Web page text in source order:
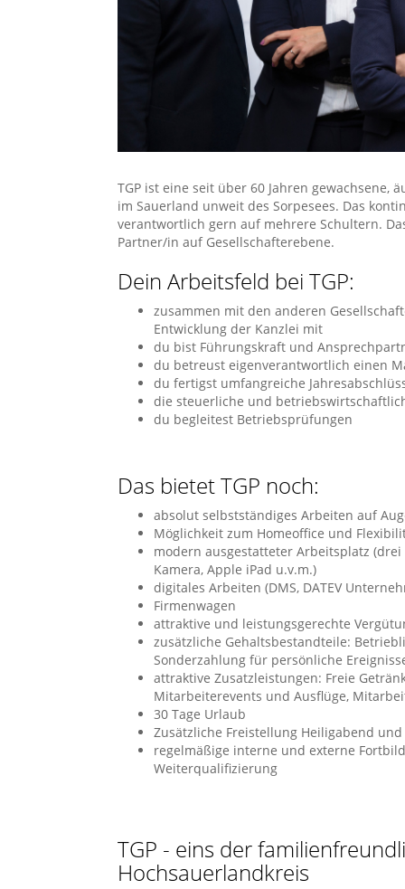
TGP ist eine seit über 60 Jahren
im Sauerland unweit des Sorpesees. Das
verantwortlich gern auf mehrere Schultern.
Partner/in auf Gesellschafterebene.
Dein Arbeitsfeld bei TGP:
zusammen mit den anderen
Entwicklung der Kanzlei mit
du bist Führungskraft und
du betreust eigenverantwortlich einen
du fertigst umfangreiche
die steuerliche und
du begleitest Betriebsprüfungen
Das bietet TGP noch:
absolut selbstständiges Arbeiten auf
Möglichkeit zum Homeoffice und
modern ausgestatteter Arbeitsplatz
Kamera, Apple iPad u.v.m.)
digitales Arbeiten (DMS, DATEV
Firmenwagen
attraktive und leistungsgerechte
zusätzliche Gehaltsbestandteile:
Sonderzahlung für persönliche
attraktive Zusatzleistungen: Freie
Mitarbeiterevents und Ausflüge,
30 Tage Urlaub
Zusätzliche Freistellung Heiligabend und
regelmäßige interne und externe
Weiterqualifizierung
TGP - eins der
Hochsauerlandkreis